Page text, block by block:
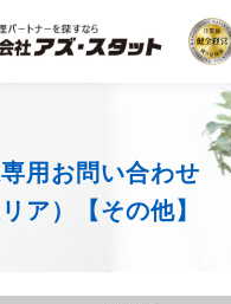
用お問い合わせ
ア）【その他】